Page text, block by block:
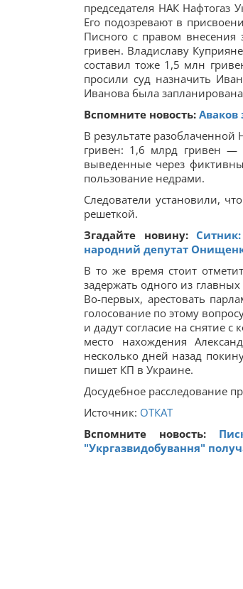
председателя НАК Нафтогаз
Его подозревают в
Писного с правом
гривен. Владиславу
составил тоже 1,5 млн
просили суд назначить
Иванова была
Вспомните новость: Аваков
В результате
гривен: 1,6 млрд гривен —
выведенные через
пользование недрами.
Следователи установили,
решеткой.
Згадайте новину:
народний депутат
В то же время стоит
задержать одного из
Во-первых, арестовать
голосование по этому
и дадут согласие на снятие
место нахождения
несколько дней назад
пишет КП в Украине.
Досудебное расследование
Источник: ОТКАТ
Вспомните новость:
"Укргазвидобування"